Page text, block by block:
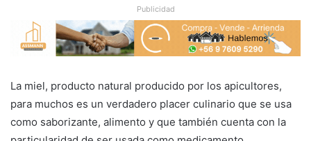
Publicidad
La miel, producto natural producido por los apicultores,
para muchos es un verdadero placer culinario que se usa
como saborizante, alimento y que también cuenta con la